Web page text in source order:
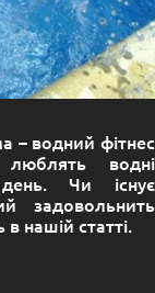
– водний фітнес
водні
Чи існує
задовольнить
нашій статті.